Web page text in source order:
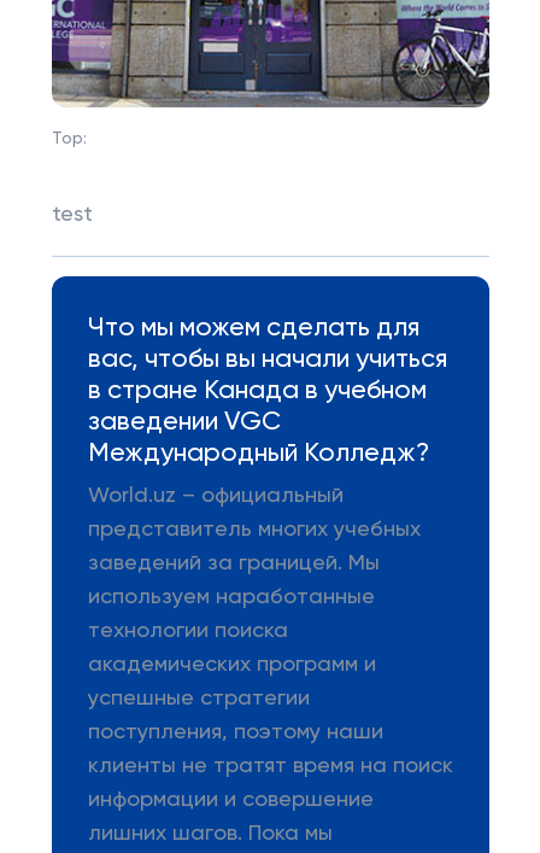
Top:
test
Что мы можем сделать для
вас, чтобы вы начали учиться
в стране Канада в учебном
заведении VGC
Международный Колледж?
World.uz – официальный
представитель многих учебных
заведений за границей. Мы
используем наработанные
технологии поиска
академических программ и
успешные стратегии
поступления, поэтому наши
клиенты не тратят время на поиск
информации и совершение
лишних шагов. Пока мы